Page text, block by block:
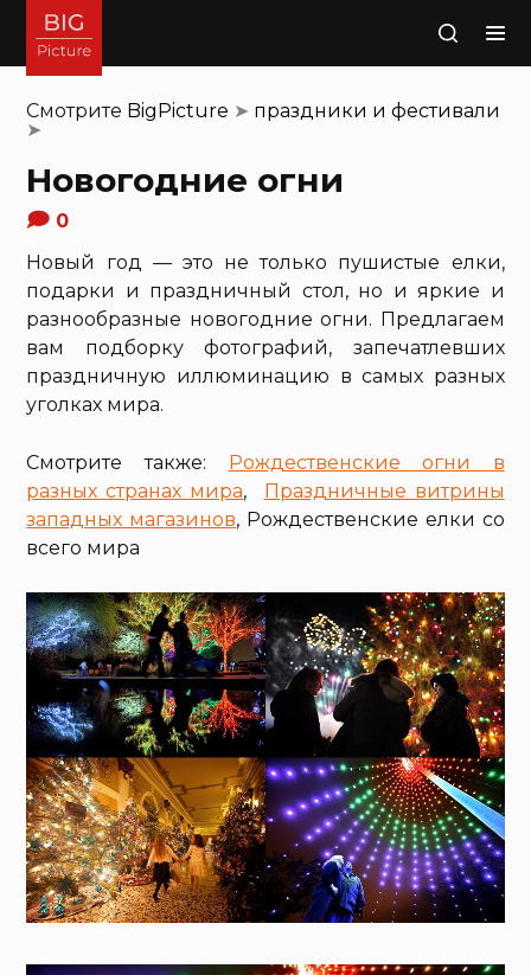
Поиск
Смотрите BigPicture ➤ праздники и фестивали
➤
Новогодние огни
0
Новый год — это не только пушистые елки,
подарки и праздничный стол, но и яркие и
разнообразные новогодние огни. Предлагаем
вам подборку фотографий, запечатлевших
праздничную иллюминацию в самых разных
уголках мира.
Смотрите также: Рождественские огни в
разных странах мира, Праздничные витрины
западных магазинов, Рождественские елки со
всего мира